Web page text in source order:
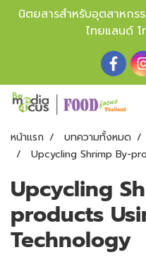
นิตยสารสำหรับอุตสาหกร
ไทยแลนด์ โ
หน้าแรก บทความทั้งหมด
Upcycling Shrimp By-
Upcycling
products
Technology